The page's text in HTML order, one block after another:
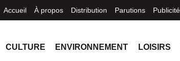
Accueil À propos Distribution Parutions Publicité
CULTURE ENVIRONNEMENT LOISIRS